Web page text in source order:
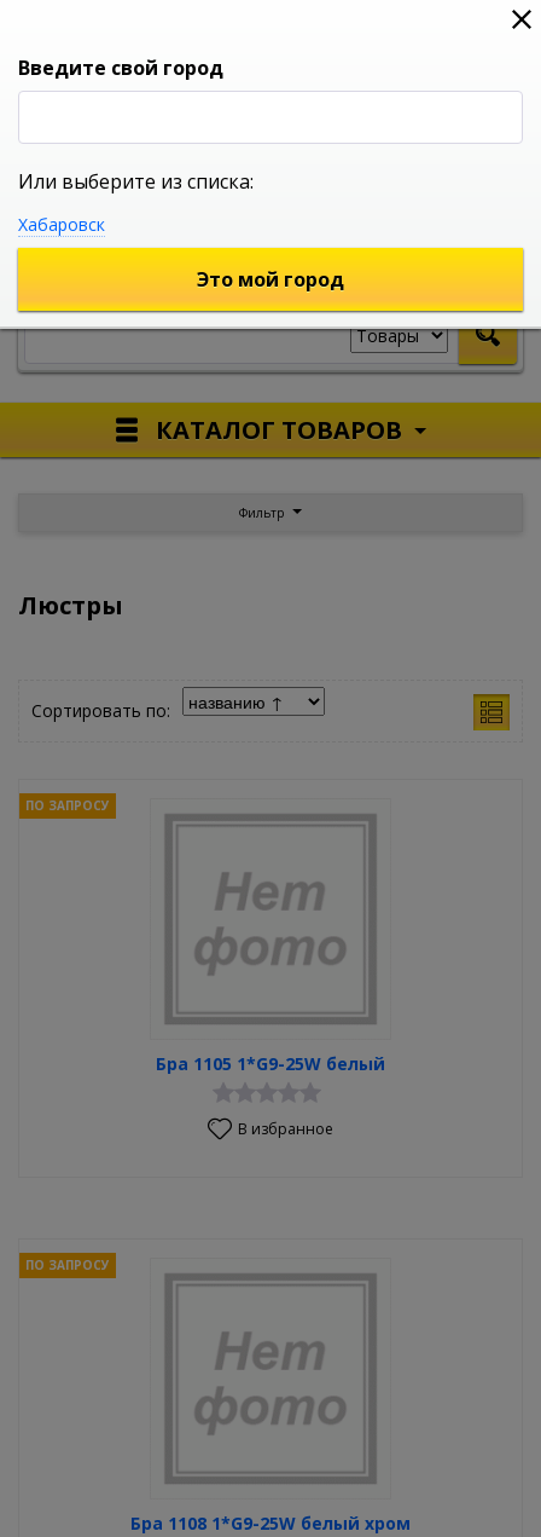
0
УНИВЕРСАЛЬНЫЙ ИНТЕРНЕТ МАГАЗИН
КАТАЛОГ ТОВАРОВ
Фильтр
Люстры
Сортировать по:
Бра 1105 1*G9-25W белый
ПО ЗАПРОСУ
В избранное
Бра 1108 1*G9-25W белый хром
ПО ЗАПРОСУ
Введите свой город
Или выберите из списка:
Хабаровск
Это мой город